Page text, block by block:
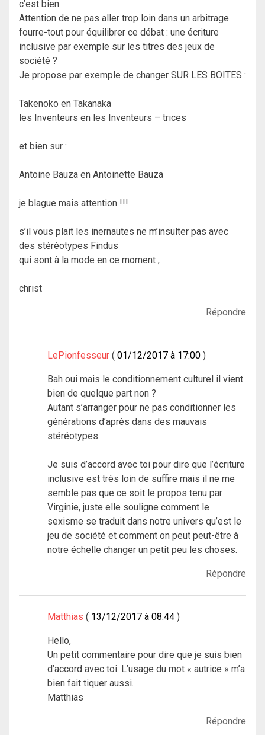
c’est bien.
Attention de ne pas aller trop loin dans un arbitrage
fourre-tout pour équilibrer ce débat : une écriture
inclusive par exemple sur les titres des jeux de
société ?
Je propose par exemple de changer SUR LES BOITES :
Takenoko en Takanaka
les Inventeurs en les Inventeurs – trices
et bien sur :
Antoine Bauza en Antoinette Bauza
je blague mais attention !!!
s’il vous plait les inernautes ne m’insulter pas avec
des stéréotypes Findus
qui sont à la mode en ce moment ,
christ
Répondre
LePionfesseur 01/12/2017 à 17:00
Bah oui mais le conditionnement culturel il vient
bien de quelque part non ?
Autant s’arranger pour ne pas conditionner les
générations d’après dans des mauvais
stéréotypes.
Je suis d’accord avec toi pour dire que l’écriture
inclusive est très loin de suffire mais il ne me
semble pas que ce soit le propos tenu par
Virginie, juste elle souligne comment le
sexisme se traduit dans notre univers qu’est le
jeu de société et comment on peut peut-être à
notre échelle changer un petit peu les choses.
Répondre
Matthias 13/12/2017 à 08:44
Hello,
Un petit commentaire pour dire que je suis bien
d’accord avec toi. L’usage du mot « autrice » m’a
bien fait tiquer aussi.
Matthias
Répondre